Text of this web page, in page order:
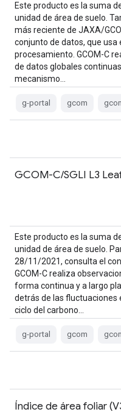
Este producto es la suma
unidad de área de suelo.
más reciente de JAXA/
conjunto de datos, que usa
procesamiento. GCOM-C
de datos globales
mecanismo…
g-portal gcom
GCOM-C/SGLI L3
Este producto es la suma
unidad de área de suelo.
28/11/2021, consulta el
GCOM-C realiza
forma continua y a largo
detrás de las fluctuaciones
ciclo del carbono…
g-portal gcom
Índice de área foliar